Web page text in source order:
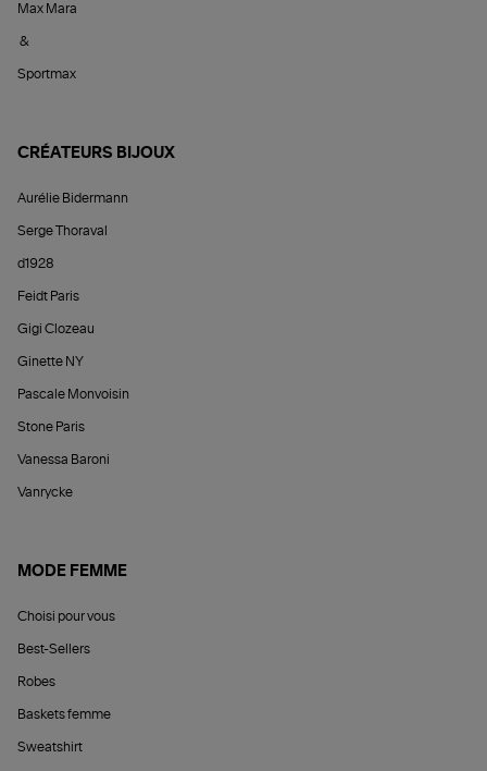
Max Mara
&
Sportmax
CRÉATEURS BIJOUX
Aurélie Bidermann
Serge Thoraval
d1928
Feidt Paris
Gigi Clozeau
Ginette NY
Pascale Monvoisin
Stone Paris
Vanessa Baroni
Vanrycke
MODE FEMME
Choisi pour vous
Best-Sellers
Robes
Baskets femme
Sweatshirt